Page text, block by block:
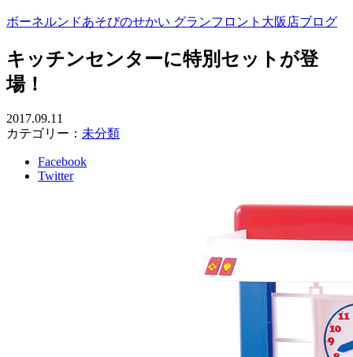
ボーネルンドあそびのせかい グランフロント大阪店ブログ
キッチンセンターに特別セットが登
場！
2017.09.11
カテゴリー： 未分類
Facebook
Twitter